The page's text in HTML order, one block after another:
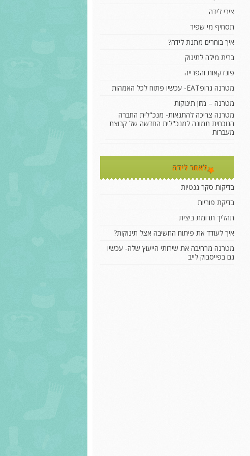
צירי לידה
תסחיף מי שפיר
איך בוחרים מתנת לידה?
ברית מילה לתינוק
פונדקאות והפרייה
מטרנה גרופEAT- עכשיו פתוח לכל האמהות
מטרנה – מזון תינוקות
מטרנה צריכה להתגאות- מנכ"לית החברה
הנוכחית תמונה למנכ"לית החדשה של קבוצת
מעברות
לאחר לידה
בדיקות סקר גנטיות
בדיקת פוריות
תהליך תרומת ביצית
איך לעודד את פיתוח החשיבה אצל תינוקות?
מטרנה מרחיבה את שירותי הייעוץ שלה- עכשיו
גם בפייסבוק לייב